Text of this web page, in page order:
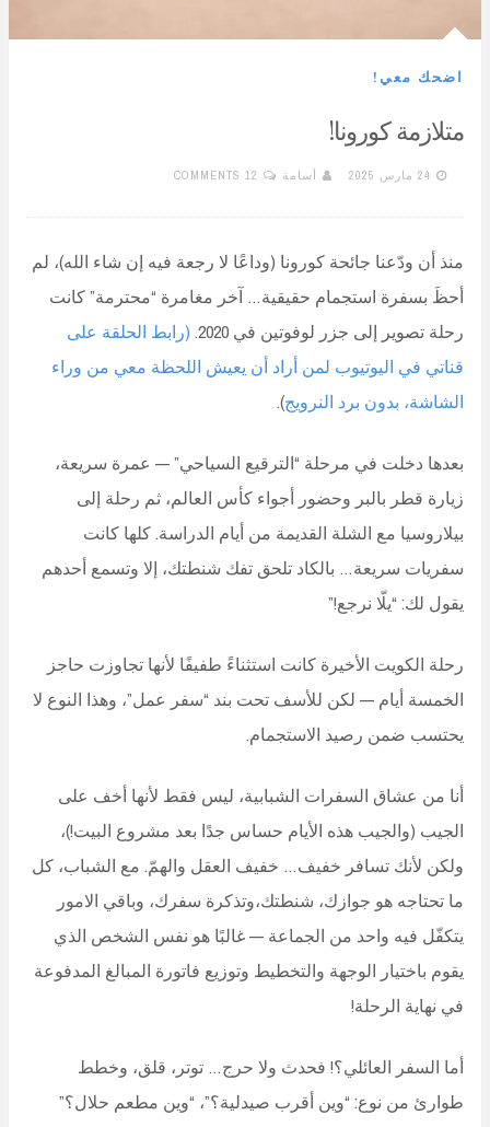
اضحك معي!
متلازمة كورونا!
24 مارس 2025 أسامة 12 COMMENTS
منذ أن ودّعنا جائحة كورونا (وداعًا لا رجعة فيه إن شاء الله)، لم
أحظَ بسفرة استجمام حقيقية… آخر مغامرة “محترمة” كانت
رحلة تصوير إلى جزر لوفوتين في 2020.
(رابط الحلقة على
قناتي في اليوتيوب لمن أراد أن يعيش اللحظة معي من وراء
الشاشة، بدون برد النرويج).
بعدها دخلت في مرحلة “الترقيع السياحي” — عمرة سريعة،
زيارة قطر بالبر وحضور أجواء كأس العالم، ثم رحلة إلى
بيلاروسيا مع الشلة القديمة من أيام الدراسة. كلها كانت
سفريات سريعة… بالكاد تلحق تفك شنطتك، إلا وتسمع أحدهم
يقول لك: “يلّا نرجع!”
رحلة الكويت الأخيرة كانت استثناءً طفيفًا لأنها تجاوزت حاجز
الخمسة أيام — لكن للأسف تحت بند “سفر عمل”، وهذا النوع لا
يحتسب ضمن رصيد الاستجمام.
أنا من عشاق السفرات الشبابية، ليس فقط لأنها أخف على
الجيب (والجيب هذه الأيام حساس جدًا بعد مشروع البيت!)،
ولكن لأنك تسافر خفيف… خفيف العقل والهمّ. مع الشباب، كل
ما تحتاجه هو جوازك، شنطتك،وتذكرة سفرك، وباقي الامور
يتكفّل فيه واحد من الجماعة — غالبًا هو نفس الشخص الذي
يقوم باختيار الوجهة والتخطيط وتوزيع فاتورة المبالغ المدفوعة
في نهاية الرحلة!
أما السفر العائلي؟! فحدث ولا حرج… توتر، قلق، وخطط
طوارئ من نوع: “وين أقرب صيدلية؟”، “وين مطعم حلال؟”